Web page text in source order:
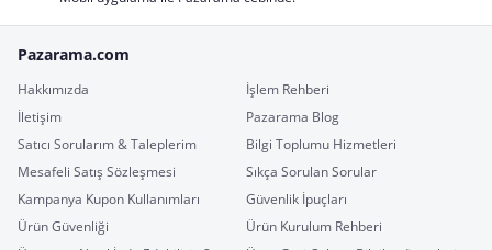
Pazarama.com
Hakkımızda
İşlem Rehberi
İletişim
Pazarama Blog
Satıcı Sorularım & Taleplerim
Bilgi Toplumu Hizmetleri
Mesafeli Satış Sözleşmesi
Sıkça Sorulan Sorular
Kampanya Kupon Kullanımları
Güvenlik İpuçları
Ürün Güvenliği
Ürün Kurulum Rehberi